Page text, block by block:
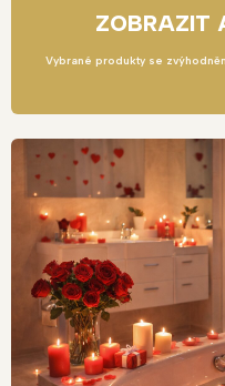
ZOBRAZIT
Vybrané produkty se